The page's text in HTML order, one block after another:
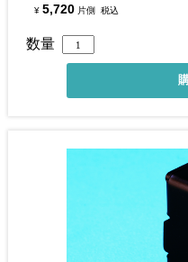
¥ 5,720 片側 税込
数量